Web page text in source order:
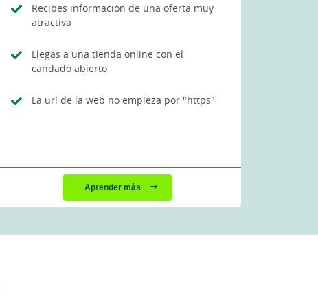
Recibes información de una oferta muy
atractiva
Llegas a una tienda online con el
candado abierto
La url de la web no empieza por "https"
Aprender más